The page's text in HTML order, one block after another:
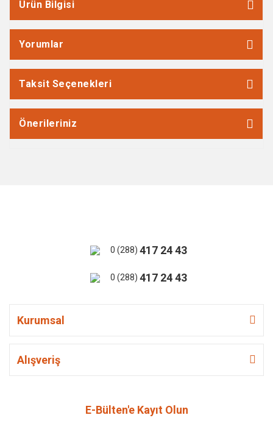
Ürün Bilgisi
Yorumlar
Taksit Seçenekleri
Önerileriniz
0 (288) 417 24 43
0 (288) 417 24 43
Kurumsal
Alışveriş
E-Bülten'e Kayıt Olun